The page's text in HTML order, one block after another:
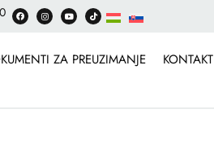
ZA PREUZIMANJE KONTAKT